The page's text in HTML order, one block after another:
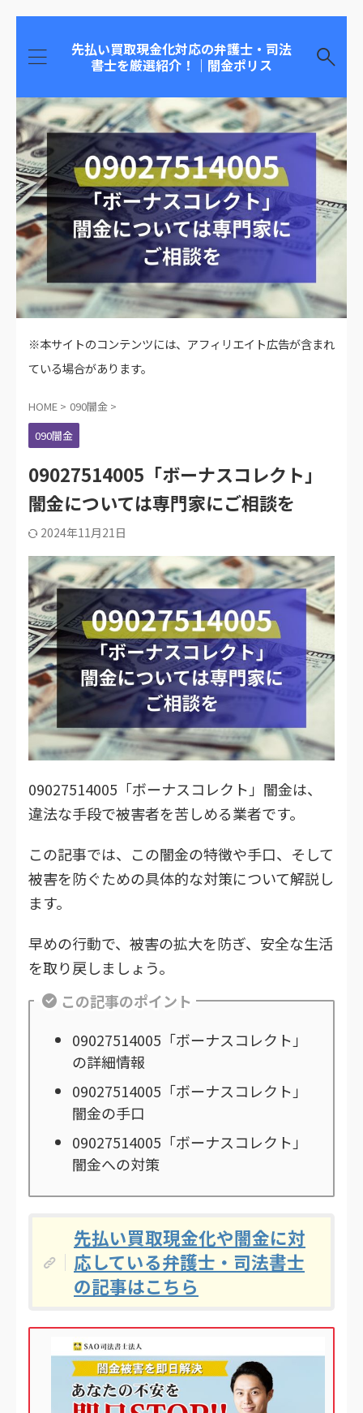
先払い買取現金化対応の弁護士・司法
書士を厳選紹介！｜闇金ポリス
※本サイトのコンテンツには、アフィリエイト広告が含まれ
ている場合があります。
HOME > 090闇金 >
090闇金
09027514005「ボーナスコレクト」
闇金については専門家にご相談を
2024年11月21日
09027514005「ボーナスコレクト」闇金は、
違法な手段で被害者を苦しめる業者です。
この記事では、この闇金の特徴や手口、そして
被害を防ぐための具体的な対策について解説し
ます。
早めの行動で、被害の拡大を防ぎ、安全な生活
を取り戻しましょう。
この記事のポイント
09027514005「ボーナスコレクト」
の詳細情報
09027514005「ボーナスコレクト」
闇金の手口
09027514005「ボーナスコレクト」
闇金への対策
先払い買取現金化や闇金に対
応している弁護士・司法書士
の記事はこちら